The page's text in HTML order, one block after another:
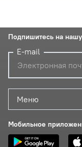
Меню
Мобильное
Подпишитесь на
E-mail